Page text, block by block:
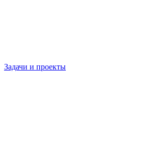
Задачи и проекты